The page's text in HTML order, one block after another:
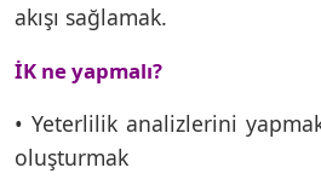
akışı sağlamak.
İK ne yapmalı?
• Yeterlilik analizlerini
oluşturmak